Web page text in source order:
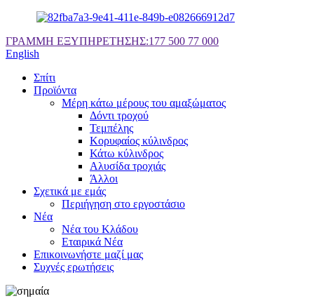
ΓΡΑΜΜΗ ΕΞΥΠΗΡΕΤΗΣΗΣ:177 500 77 000
English
Σπίτι
Προϊόντα
Μέρη κάτω μέρους του αμαξώματος
Δόντι τροχού
Τεμπέλης
Κορυφαίος κύλινδρος
Κάτω κύλινδρος
Αλυσίδα τροχιάς
Άλλοι
Σχετικά με εμάς
Περιήγηση στο εργοστάσιο
Νέα
Νέα του Κλάδου
Εταιρικά Νέα
Επικοινωνήστε μαζί μας
Συχνές ερωτήσεις